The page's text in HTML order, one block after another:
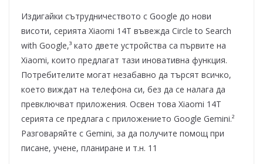
Издигайки сътрудничеството с Google до нови
висоти, серията Xiaomi 14T въвежда Circle to Search
with Google,³ като двете устройства са първите на
Xiaomi, които предлагат тази иновативна функция.
Потребителите могат незабавно да търсят всичко,
което виждат на телефона си, без да се налага да
превключват приложения. Освен това Xiaomi 14T
серията се предлага с приложението Google Gemini.²
Разговаряйте с Gemini, за да получите помощ при
писане, учене, планиране и т.н. 11